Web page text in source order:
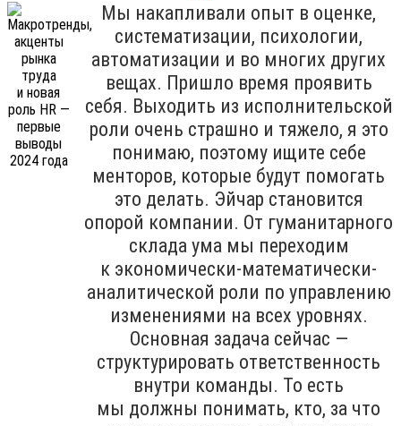
Мы накапливали опыт в оценке,
систематизации, психологии,
автоматизации и во многих других
вещах. Пришло время проявить
себя. Выходить из исполнительской
роли очень страшно и тяжело, я это
понимаю, поэтому ищите себе
менторов, которые будут помогать
это делать. Эйчар становится
опорой компании. От гуманитарного
склада ума мы переходим
к экономически-математически-
аналитической роли по управлению
изменениями на всех уровнях.
Основная задача сейчас —
структурировать ответственность
внутри команды. То есть
мы должны понимать, кто, за что